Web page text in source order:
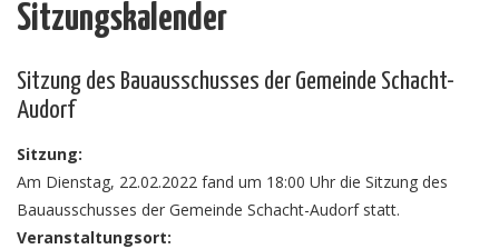
Sitzungskalender
Sitzung des Bauausschusses der Gemeinde Schacht-
Audorf
Sitzung:
Am Dienstag, 22.02.2022 fand um 18:00 Uhr die Sitzung des
Bauausschusses der Gemeinde Schacht-Audorf statt.
Veranstaltungsort: